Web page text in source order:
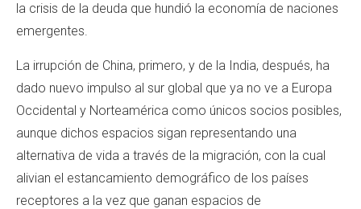
la crisis de la deuda que hundió la economía de naciones
emergentes.
La irrupción de China, primero, y de la India, después, ha
dado nuevo impulso al sur global que ya no ve a Europa
Occidental y Norteamérica como únicos socios posibles,
aunque dichos espacios sigan representando una
alternativa de vida a través de la migración, con la cual
alivian el estancamiento demográfico de los países
receptores a la vez que ganan espacios de